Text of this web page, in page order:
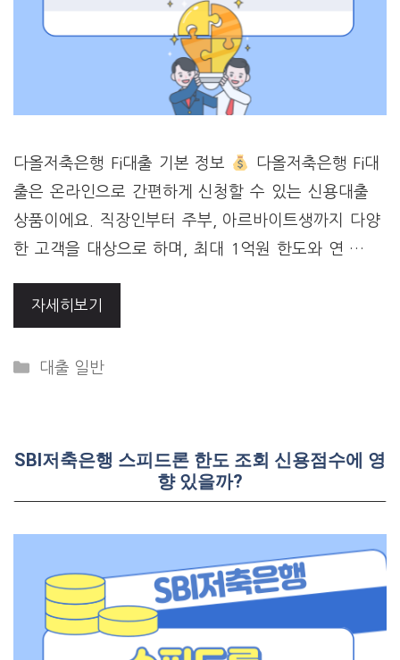
다올저축은행 Fi대출 기본 정보
다올저축은행 Fi대
출은 온라인으로 간편하게 신청할 수 있는 신용대출
상품이에요. 직장인부터 주부, 아르바이트생까지 다양
한 고객을 대상으로 하며, 최대 1억원 한도와 연 …
자세히보기
Categories
대출 일반
SBI저축은행 스피드론 한도 조회 신용점수에 영
향 있을까?